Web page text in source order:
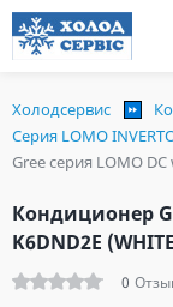
Холодсервис
Серия LOMO
Gree серия LOMO
Кондиционер
K6DND2E
0